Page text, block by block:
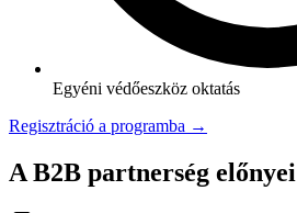
Egyéni védőeszköz oktatás
Regisztráció a programba →
A B2B partnerség előnyei